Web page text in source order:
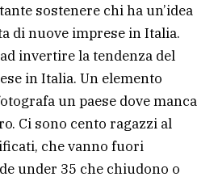
sostenere chi ha un’idea
di nuove imprese in Italia.
invertire la tendenza del
in Italia. Un elemento
un paese dove manca
Ci sono cento ragazzi al
che vanno fuori
under 35 che chiudono o